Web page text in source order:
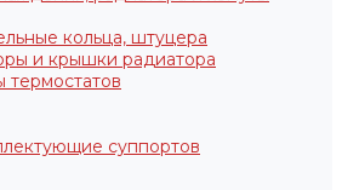
кольца, штуцера
и крышки радиатора
термостатов
суппортов